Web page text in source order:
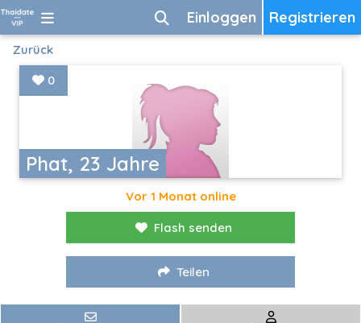
Registrieren
Einloggen
Zurück
Phat, 23 Jahre
0
Vor 1 Monat online
Flash senden
Teilen